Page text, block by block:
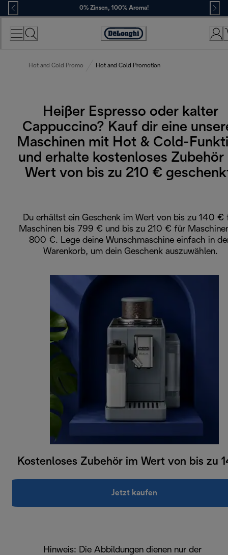
Skip
to
Content
0% Zinsen, 100% Aroma!
Erklärung
Zugänglichkeit
Hot and Cold Promo Hot and Cold Promotion
Heißer Espresso oder kalter
Cappuccino? Kauf dir eine
Maschinen mit Hot & Cold-
und erhalte kostenloses Zubehör
Wert von bis zu 210 €
Du erhältst ein Geschenk im Wert von bis zu 140 €
Maschinen bis 799 € und bis zu 210 € für
800 €. Lege deine Wunschmaschine einfach in
Warenkorb, um dein Geschenk auszuwählen.
Kostenloses Zubehör im Wert von bis zu
Jetzt kaufen
Hinweis: Die Abbildungen dienen nur der